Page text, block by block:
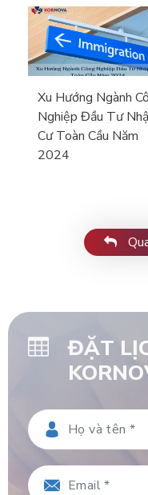
Xu Hướng Ngành
Nghiệp Đầu Tư
Cư Toàn Cầu Năm
2024
ĐẶT